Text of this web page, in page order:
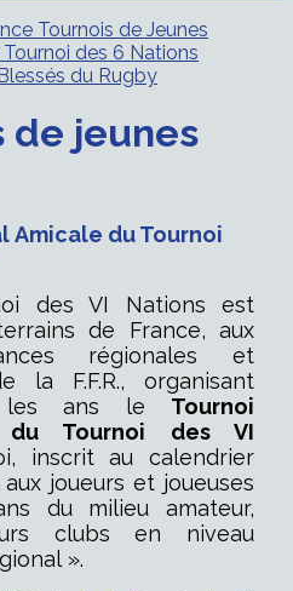
Tournois de Jeunes
des 6 Nations
du Rugby
de jeunes
Amicale du Tournoi
des VI Nations est
de France, aux
régionales et
la F.F.R., organisant
les ans
le Tournoi
du Tournoi des VI
inscrit au calendrier
joueurs et joueuses
du milieu amateur,
clubs en niveau
».